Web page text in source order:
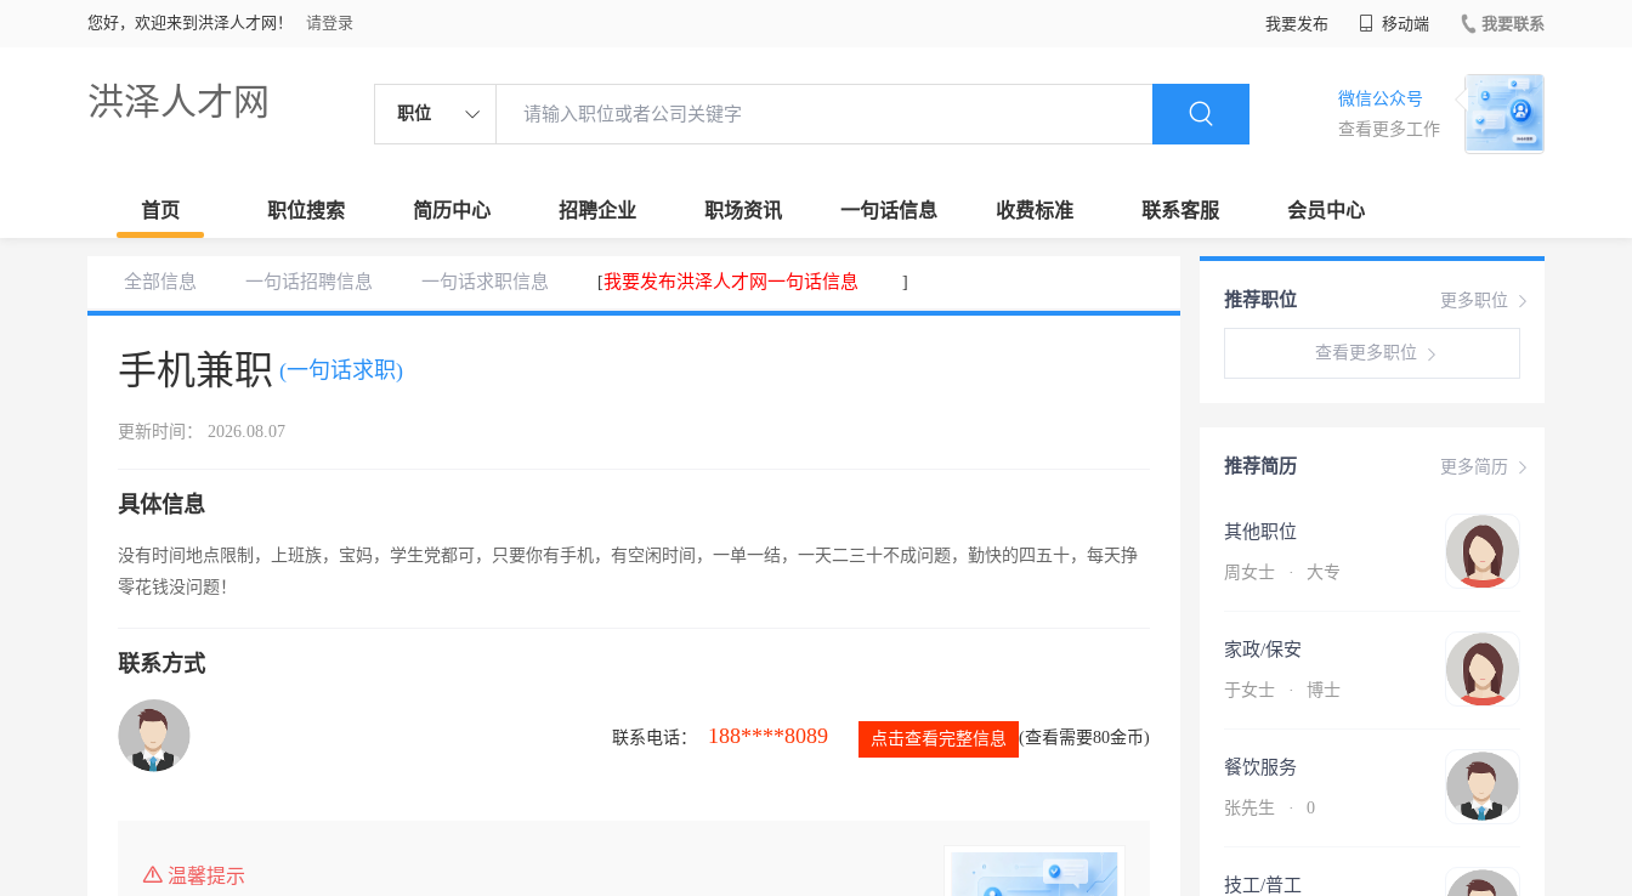
您好，欢迎来到洪泽人才网！ 请登录 我要发布 移动端 我要联系
洪泽人才网 职位
微信公众号
查看更多工作
首页 职位搜索 简历中心 招聘企业 职场资讯 一句话信息 收费标准 联系客服 会员中心
全部信息 一句话招聘信息 一句话求职信息 [我要发布洪泽人才网一句话信息 ]
手机兼职 (一句话求职)
更新时间： 2026.08.07
具体信息
没有时间地点限制，上班族，宝妈，学生党都可，只要你有手机，有空闲时间，一单一结，一天二三十不成问题，勤快的四五十，每天挣
零花钱没问题！
联系方式
联系电话： 188****8089 点击查看完整信息 (查看需要80金币)
温馨提示
更多职位
推荐职位
查看更多职位
更多简历
推荐简历
其他职位
周女士 · 大专
家政/保安
于女士 · 博士
餐饮服务
张先生 · 0
技工/普工